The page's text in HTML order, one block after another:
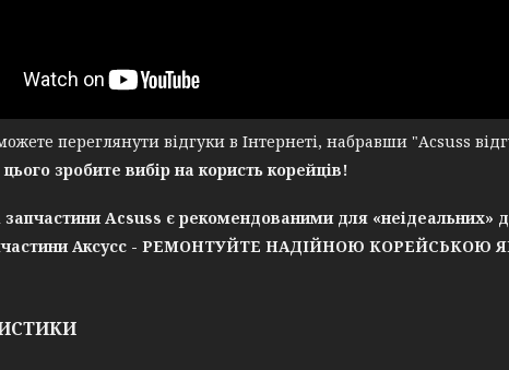
переглянути відгуки в Інтернеті, набравши "Acsuss
цього зробите вибір на користь корейців!
запчастини Acsuss є рекомендованими для «неідеальних»
Аксусс - РЕМОНТУЙТЕ НАДІЙНОЮ КОРЕЙСЬКОЮ